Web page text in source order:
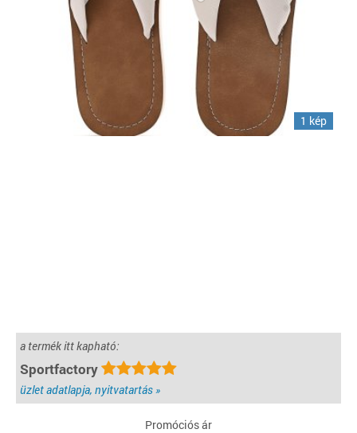
1 kép
a termék itt kapható:
Sportfactory
üzlet adatlapja, nyitvatartás »
Promóciós ár